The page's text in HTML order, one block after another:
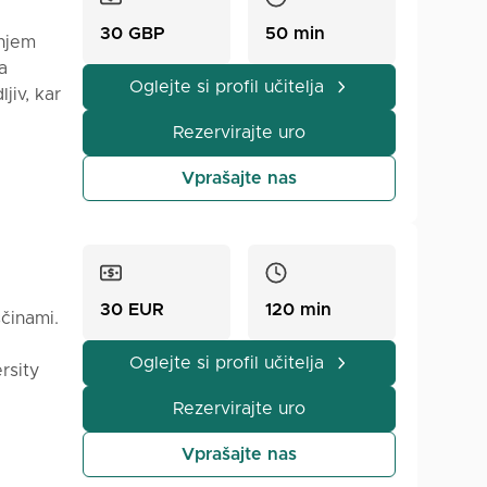
kar
in
30 GBP 50 min
Oglejte si profil učitelja
Rezervirajte uro
Vprašajte nas
30 EUR 120 min
Oglejte si profil učitelja
Rezervirajte uro
Vprašajte nas